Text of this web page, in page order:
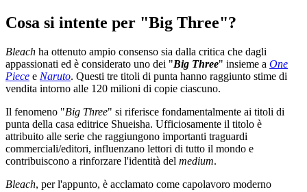
Cosa si intente per "Big Three"?
Bleach ha ottenuto ampio consenso sia dalla critica che dagli
appassionati ed è considerato uno dei "Big Three" insieme a One
Piece e Naruto. Questi tre titoli di punta hanno raggiunto stime di
vendita intorno alle 120 milioni di copie ciascuno.
Il fenomeno "Big Three" si riferisce fondamentalmente ai titoli di
punta della casa editrice Shueisha. Ufficiosamente il titolo è
attribuito alle serie che raggiungono importanti traguardi
commerciali/editori, influenzano lettori di tutto il mondo e
contribuiscono a rinforzare l'identità del medium.
Bleach, per l'appunto, è acclamato come capolavoro moderno